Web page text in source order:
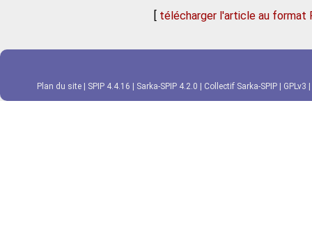
[ télécharger l'article au format
Plan du site SPIP 4.4.16 Sarka-SPIP 4.2.0 Collectif Sarka-SPIP GPLv3